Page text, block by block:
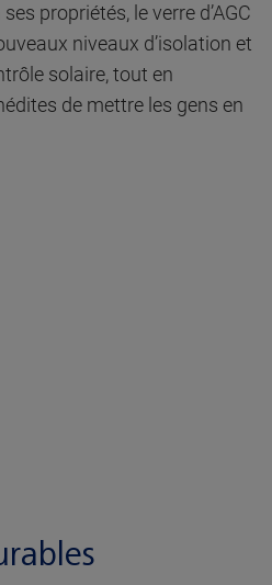
propriétés, le verre d’AGC
niveaux d’isolation et
solaire, tout en
de mettre les gens en